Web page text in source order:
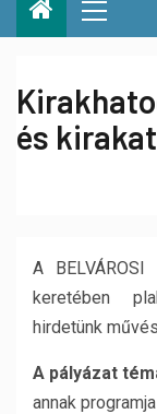
és
A BELVÁROSI
keretében
hirdetünk
A pályázat
annak programja